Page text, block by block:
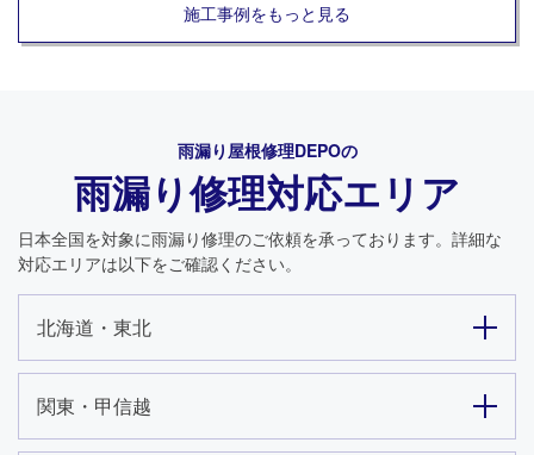
施工事例をもっと見る
雨漏り屋根修理DEPOの
雨漏り修理対応エリア
日本全国を対象に雨漏り修理のご依頼を承っております。詳細な
対応エリアは以下をご確認ください。
北海道・東北
関東・甲信越